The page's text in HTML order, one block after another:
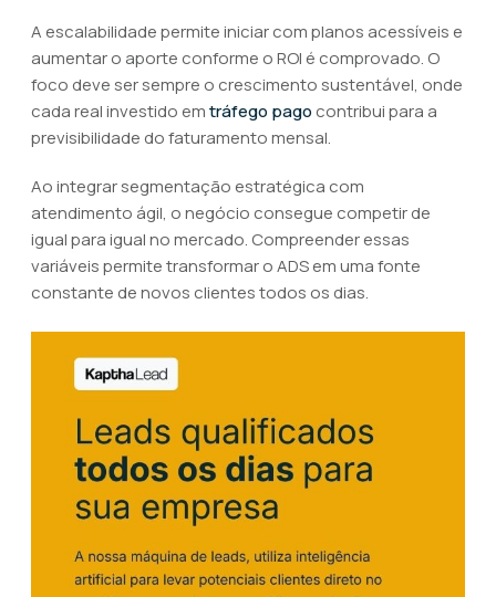
A escalabilidade permite iniciar com planos acessíveis e
aumentar o aporte conforme o ROI é comprovado. O
foco deve ser sempre o crescimento sustentável, onde
cada real investido emtráfego pago contribui para a
previsibilidade do faturamento mensal.
Ao integrar segmentação estratégica com
atendimento ágil, o negócio consegue competir de
igual para igual no mercado. Compreender essas
variáveis permite transformar o ADS em uma fonte
constante de novos clientes todos os dias.